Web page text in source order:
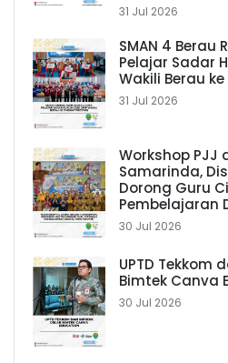
31 Jul 2026
SMAN 4 Berau
Pelajar Sadar
Wakili Berau
31 Jul 2026
Workshop PJJ
Samarinda,
Dorong Guru
Pembelajaran
30 Jul 2026
UPTD Tekkom
Bimtek Canva
30 Jul 2026